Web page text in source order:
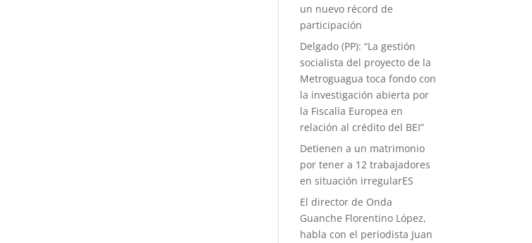
un nuevo récord de
participación
Delgado (PP): “La gestión
socialista del proyecto de la
Metroguagua toca fondo con
la investigación abierta por
la Fiscalía Europea en
relación al crédito del BEI”
Detienen a un matrimonio
por tener a 12 trabajadores
en situación irregularES
El director de Onda
Guanche Florentino López,
habla con el periodista Juan